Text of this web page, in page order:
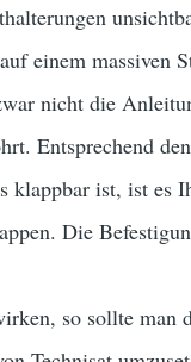
einem massiven
nicht die
Entsprechend
klappbar ist, ist es
Die
so sollte man